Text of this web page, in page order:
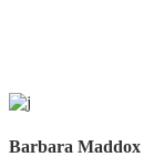
Barbara Maddox